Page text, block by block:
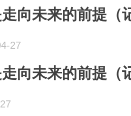
向未来的前提（
27
向未来的前提（